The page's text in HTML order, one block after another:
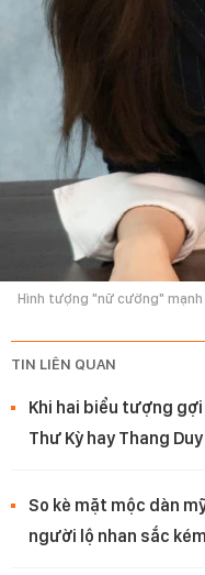
Hình tượng "nữ cường" mạnh
TIN LIÊN QUAN
Khi hai biểu tượng
Thư Kỳ hay Thang
So kè mặt mộc dàn
người lộ nhan sắc